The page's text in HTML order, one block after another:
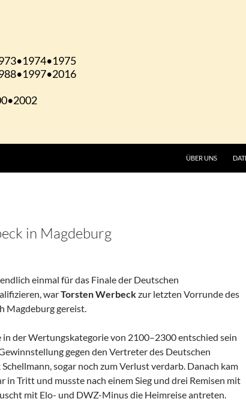
ÜBER UNS
in Magdeburg
einmal für das Finale der Deutschen
warTorsten Werbeckzur letzten Vorrunde des
Magdeburg gereist.
in der Wertungskategorie von 2100–2300 entschied sein
gegen den Vertreter des Deutschen
sogar noch zum Verlust verdarb. Danach kam
in Tritt und musste nach einem Sieg und drei Remisen mit
mit Elo- und DWZ-Minus die Heimreise antreten.